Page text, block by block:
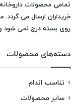
تمامی محصولات داروخانه
خریداران ارسال می
روی بسته درج نمی
دسته‌های محصولات
تناسب اندام
سایر محصولات